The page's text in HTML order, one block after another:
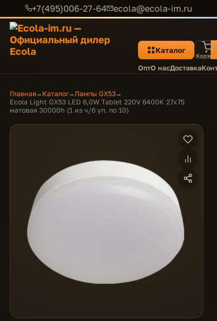
+7(495)006-27-64 ecola@ecola-im.ru
Каталог
ОптО насДоставка
Главная → Каталог→Лампы GX53→
Ecola Light GX53 LED 6,0W Tablet 220V 6400K 27x75
матовая 30000h (1 из ч/б уп. по 10)